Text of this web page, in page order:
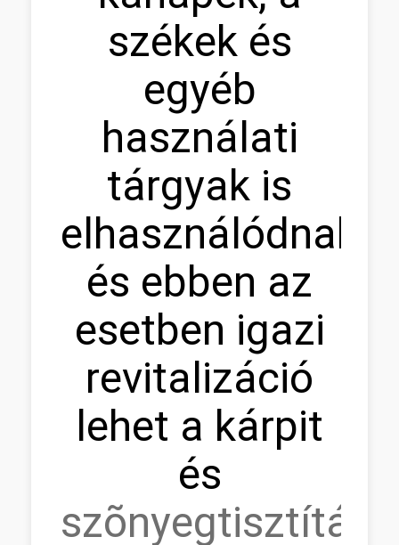
székek és
egyéb
használati
tárgyak is
elhasználódnak,
és ebben az
esetben igazi
revitalizáció
lehet a kárpit
és
szõnyegtisztítás.